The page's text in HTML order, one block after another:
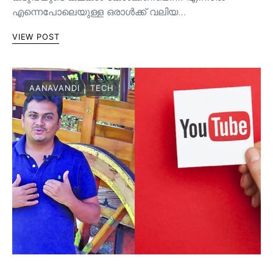
എന്നെപോലെയുള്ള ഒരാൾക്ക് വലിയ…
VIEW POST
AANAVANDI TECH